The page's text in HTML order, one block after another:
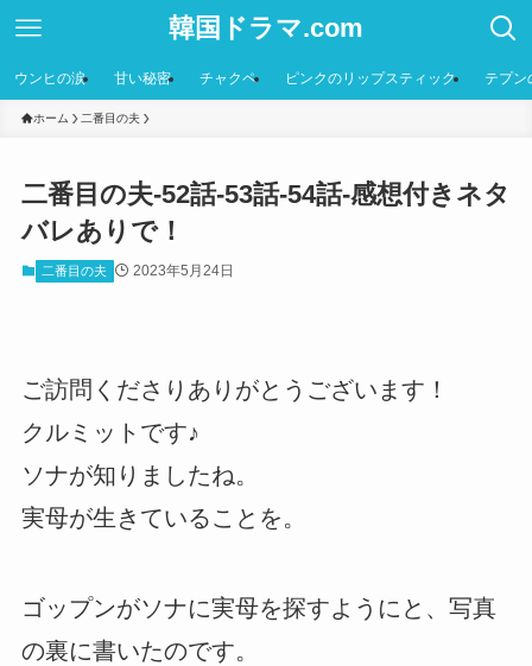
韓国ドラマ.com
ウンヒの涙 甘い秘密 チャクペ ピンクのリップスティック テプン
ホーム 二番目の夫
二番目の夫-52話-53話-54話-感想付きネタ
バレありで！
二番目の夫 2023年5月24日
ご訪問くださりありがとうございます！
クルミットです♪
ソナが知りましたね。
実母が生きていることを。
ゴップンがソナに実母を探すようにと、写真
の裏に書いたのです。